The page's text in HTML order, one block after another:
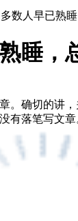
数人早已熟
睡，
。确切的讲
有落笔写文